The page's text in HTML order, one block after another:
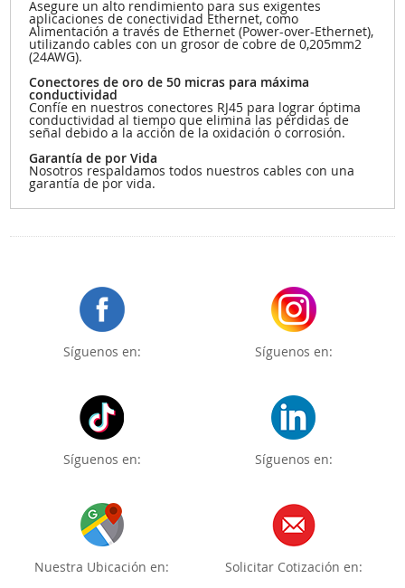
Asegure un alto rendimiento para sus exigentes
aplicaciones de conectividad Ethernet, como
Alimentación a través de Ethernet (Power-over-Ethernet),
utilizando cables con un grosor de cobre de 0,205mm2
(24AWG).
Conectores de oro de 50 micras para máxima
conductividad
Confíe en nuestros conectores RJ45 para lograr óptima
conductividad al tiempo que elimina las pérdidas de
señal debido a la acción de la oxidación o corrosión.
Garantía de por Vida
Nosotros respaldamos todos nuestros cables con una
garantía de por vida.
Síguenos en: Síguenos en:
Síguenos en: Síguenos en:
Nuestra Ubicación en: Solicitar Cotización en: